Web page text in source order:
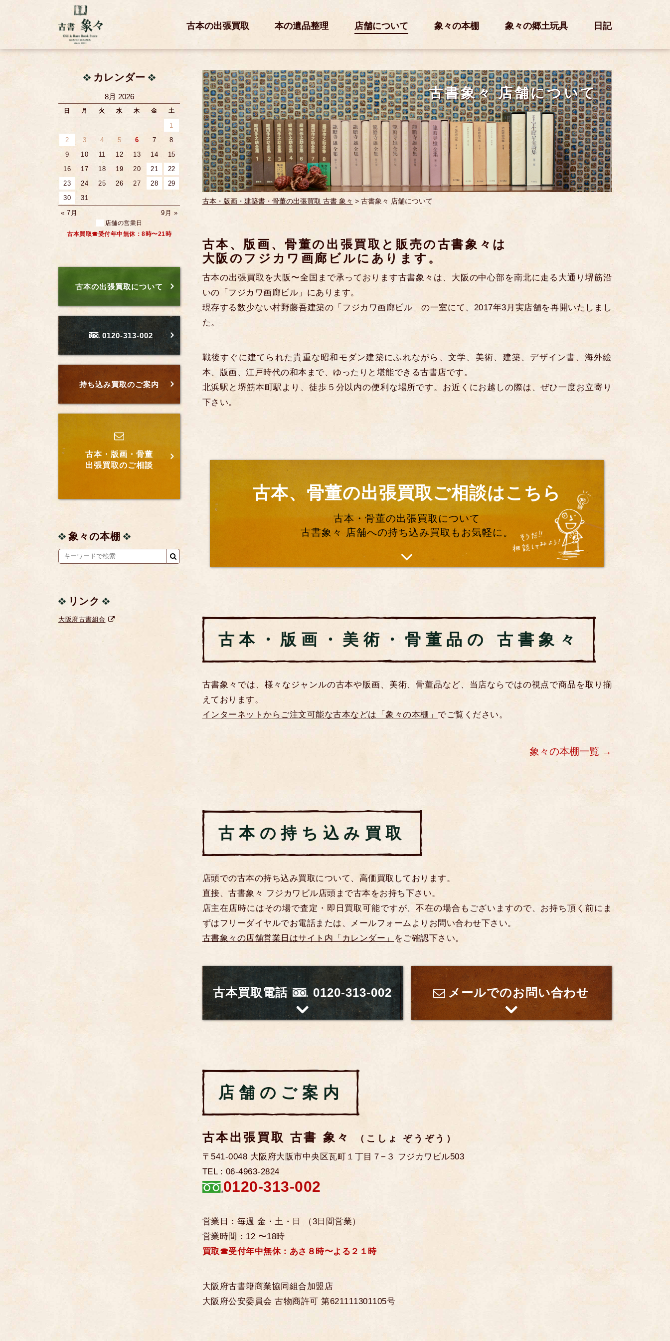
古本の出張買取 本の遺品整理 店舗について 象々の本棚 象々の郷土玩具 日記
古書象々 店舗について
古本・版画・建築書・骨董の出張買取 古書 象々 > 古書象々 店舗について
古本、版画、骨董の出張買取と販売の古書象々は
大阪のフジカワ画廊ビルにあります。
古本の出張買取を大阪〜全国まで承っております古書象々は、大阪の中心部を南北に走る大通り堺筋沿
いの「フジカワ画廊ビル」にあります。
現存する数少ない村野藤吾建築の「フジカワ画廊ビル」の一室にて、2017年3月実店舗を再開いたしまし
た。
戦後すぐに建てられた貴重な昭和モダン建築にふれながら、文学、美術、建築、デザイン書、海外絵
本、版画、江戸時代の和本まで、ゆったりと堪能できる古書店です。
北浜駅と堺筋本町駅より、徒歩５分以内の便利な場所です。お近くにお越しの際は、ぜひ一度お立寄り
下さい。
古本、骨董の出張買取ご相談はこちら
古本・骨董の出張買取について
古書象々 店舗への持ち込み買取もお気軽に。
古本・版画・美術・骨董品の 古書象々
古書象々では、様々なジャンルの古本や版画、美術、骨董品など、当店ならではの視点で商品を取り揃
えております。
インターネットからご注文可能な古本などは「象々の本棚」 でご覧ください。
象々の本棚一覧
古本の持ち込み買取
店頭での古本の持ち込み買取について、高価買取しております。
直接、古書象々 フジカワビル店頭まで古本をお持ち下さい。
店主在店時にはその場で査定・即日買取可能ですが、不在の場合もございますので、お持ち頂く前にま
ずはフリーダイヤルでお電話または、メールフォームよりお問い合わせ下さい。
古書象々の店舗営業日はサイト内「カレンダー」
をご確認下さい。
古本買取電話 0120-313-002 メールでのお問い合わせ
店舗のご案内
古本出張買取 古書 象々 （こしょ ぞうぞう）
〒541-0048 大阪府大阪市中央区瓦町１丁目７−３ フジカワビル503
TEL : 06-4963-2824
0120-313-002
営業日：毎週 金・土・日 （3日間営業）
営業時間：12 〜18時
買取☎受付年中無休：あさ８時〜よる２１時
大阪府古書籍商業協同組合加盟店
大阪府公安委員会 古物商許可第621111301105号
カレンダー
8月 2026
日 月 火 水 木 金 土
1
2
3 4 5 6 7
8
9
10 11 12 13 14
15
16
17 18 19 20 21
22
23
24 25 26 27 28
29
30
31
« 7月
9月 »
店舗の営業日
古本買取☎受付年中無休：8時〜21時
古本の出張買取について
0120-313-002
持ち込み買取のご案内
古本・版画・骨董
出張買取のご相談
象々の本棚
リンク
大阪府古書組合